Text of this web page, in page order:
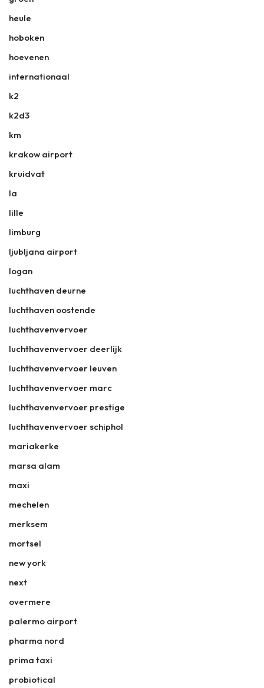
heule
hoboken
hoevenen
internationaal
k2
k2d3
km
krakow airport
kruidvat
la
lille
limburg
ljubljana airport
logan
luchthaven deurne
luchthaven oostende
luchthavenvervoer
luchthavenvervoer deerlijk
luchthavenvervoer leuven
luchthavenvervoer marc
luchthavenvervoer prestige
luchthavenvervoer schiphol
mariakerke
marsa alam
maxi
mechelen
merksem
mortsel
new york
next
overmere
palermo airport
pharma nord
prima taxi
probiotical